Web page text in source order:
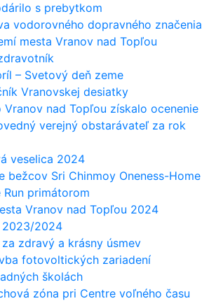
s prebytkom
vodorovného dopravného značenia
mesta Vranov nad Topľou
– Svetový deň zeme
Vranovskej desiatky
Vranov nad Topľou získalo ocenenie
verejný obstarávateľ za rok
veselica 2024
bežcov Sri Chinmoy Oneness-Home
Run primátorom
Vranov nad Topľou 2024
2023/2024
za zdravý a krásny úsmev
fotovoltických zariadení
školách
zóna pri Centre voľného času